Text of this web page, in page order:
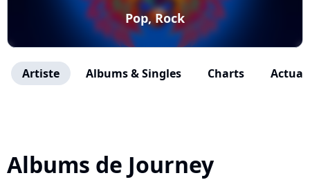
Pop, Rock
Artiste Albums & Singles Charts
Albums de Journey